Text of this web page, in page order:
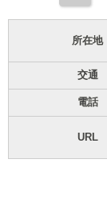
所在地
交通
電話
URL